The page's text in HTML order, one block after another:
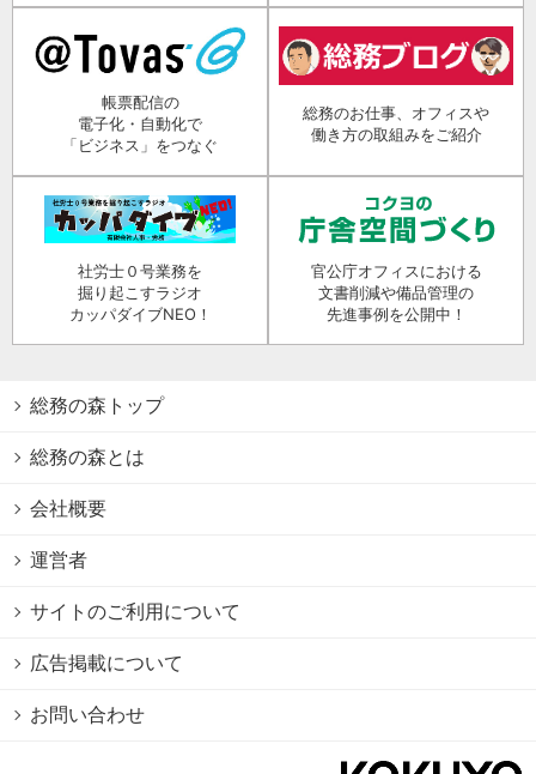
帳票配信の
電子化・自動化で
「ビジネス」をつなぐ
総務のお仕事、オフィスや
働き方の取組みをご紹介
社労士０号業務を
掘り起こすラジオ
カッパダイブNEO！
官公庁オフィスにおける
文書削減や備品管理の
先進事例を公開中！
総務の森トップ
総務の森とは
会社概要
運営者
サイトのご利用について
広告掲載について
お問い合わせ